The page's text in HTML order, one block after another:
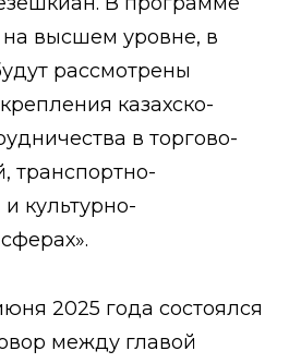
высшем уровне, в
рассмотрены
казахско-
в торгово-
транспортно-
культурно-
2025 года состоялся
между главой